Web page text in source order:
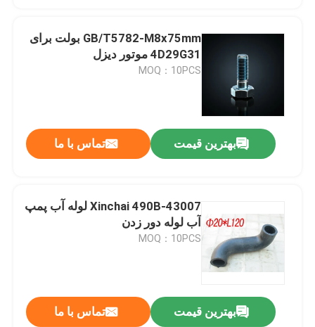
خونه
GB/T5782-M8x75mm بولت برای
4D29G31 موتور دیزل
MOQ：10PCS
بهترین قیمت تماس با ما
Xinchai 490B-43007 لوله آب پمپ
آب لوله دور زدن
MOQ：10PCS
بهترین قیمت تماس با ما